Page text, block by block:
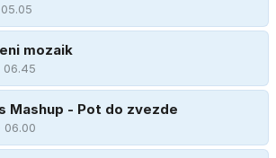
mozaik
06.45
Mashup - Pot do zvezde
06.00